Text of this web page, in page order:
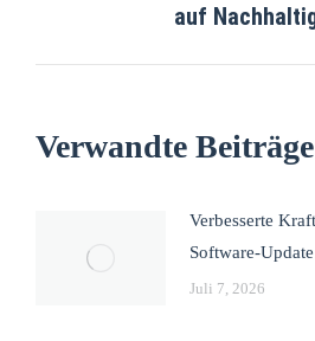
auf
Verwandte Beiträge
Verbesserte
Software-Update
Juli 7, 2026